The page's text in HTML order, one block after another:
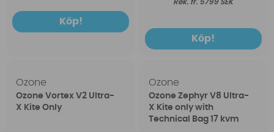
Köp!
fr. 5799 SEK
Köp!
Ozone
Ozone Vortex V2 Ultra-
X Kite Only
Ozone
Ozone Zephyr V8 Ultra-
X Kite only with
Technical Bag 17 kvm